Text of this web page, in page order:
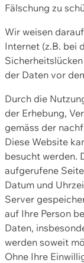
Fälschung zu
Wir weisen
Internet (z.B. bei
der Daten vor
Durch die
der Erhebung,
gemäss der
Diese Website
besucht werden.
aufgerufene
Datum und
Server
auf Ihre Person
Daten,
werden soweit
Ohne Ihre